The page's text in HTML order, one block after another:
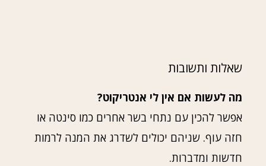
שאלות ותשובות
מה לעשות אם אין לי אנטריקוט?
אפשר להכין עם נתחי בשר אחרים כמו סינטה או
חזה עוף. שניהם יכולים לשדרג את המנה לרמות
חדשות ומדברות.